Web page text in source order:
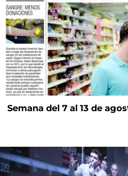
Semana del 7 al 13 de